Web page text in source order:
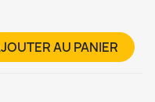
AU PANIER